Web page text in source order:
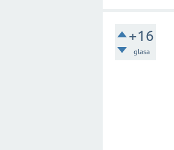
+16
glasa